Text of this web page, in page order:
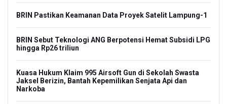
BRIN Pastikan Keamanan Data Proyek Satelit Lampung-1
BRIN Sebut Teknologi ANG Berpotensi Hemat Subsidi LPG
hingga Rp26 triliun
Kuasa Hukum Klaim 995 Airsoft Gun di Sekolah Swasta
Jaksel Berizin, Bantah Kepemilikan Senjata Api dan
Narkoba